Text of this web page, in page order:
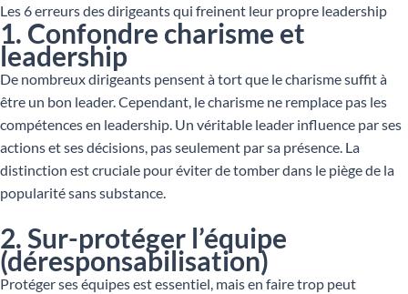
Les 6 erreurs des dirigeants qui freinent leur propre leadership
1. Confondre charisme et
leadership
De nombreux dirigeants pensent à tort que le charisme suffit à
être un bon leader. Cependant, le charisme ne remplace pas les
compétences en leadership. Un véritable leader influence par ses
actions et ses décisions, pas seulement par sa présence. La
distinction est cruciale pour éviter de tomber dans le piège de la
popularité sans substance.
2. Sur-protéger l’équipe
(déresponsabilisation)
Protéger ses équipes est essentiel, mais en faire trop peut